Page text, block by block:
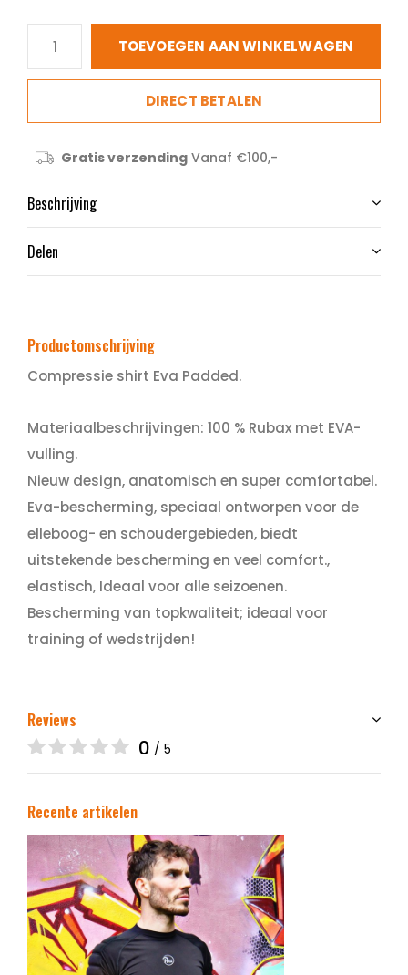
TOEVOEGEN AAN WINKELWAGEN
DIRECT BETALEN
Gratis verzendingVanaf €100,-
Beschrijving
Delen
Productomschrijving
Compressie shirt Eva Padded.
Materiaalbeschrijvingen: 100 % Rubax met EVA-
vulling.
Nieuw design, anatomisch en super comfortabel.
Eva-bescherming, speciaal ontworpen voor de
elleboog- en schoudergebieden, biedt
uitstekende bescherming en veel comfort.,
elastisch, Ideaal voor alle seizoenen.
Bescherming van topkwaliteit; ideaal voor
training of wedstrijden!
Reviews
0 / 5
Recente artikelen